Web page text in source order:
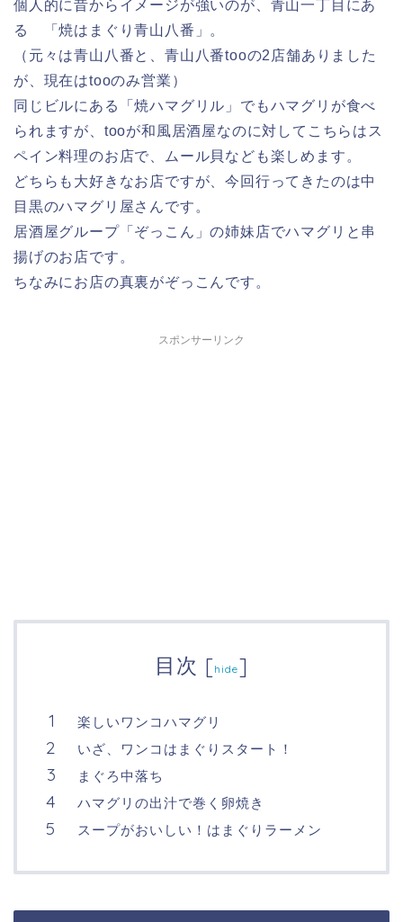
個人的に昔からイメージが強いのが、青山一丁目にあ
る 「焼はまぐり青山八番」。
（元々は青山八番と、青山八番tooの2店舗ありました
が、現在はtooのみ営業）
同じビルにある「焼ハマグリル」でもハマグリが食べ
られますが、tooが和風居酒屋なのに対してこちらはス
ペイン料理のお店で、ムール貝なども楽しめます。
どちらも大好きなお店ですが、今回行ってきたのは中
目黒のハマグリ屋さんです。
居酒屋グループ「ぞっこん」の姉妹店でハマグリと串
揚げのお店です。
ちなみにお店の真裏がぞっこんです。
スポンサーリンク
目次 [hide]
楽しいワンコハマグリ
いざ、ワンコはまぐりスタート！
まぐろ中落ち
ハマグリの出汁で巻く卵焼き
スープがおいしい！はまぐりラーメン